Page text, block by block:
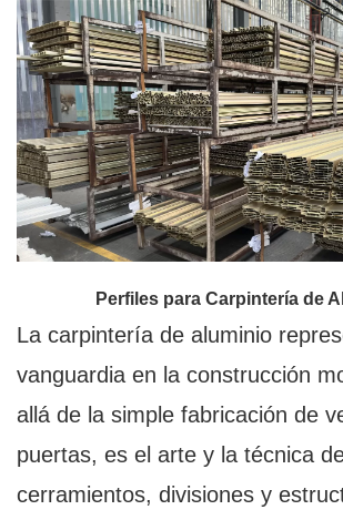
Perfiles para Carpintería de
La carpintería de aluminio
vanguardia en la construcción
allá de la simple fabricación de
puertas, es el arte y la técnica
cerramientos, divisiones y